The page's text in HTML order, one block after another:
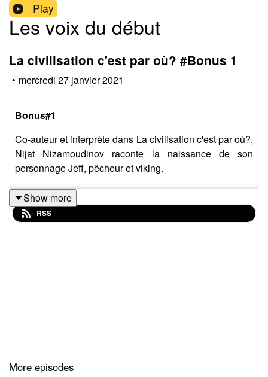
Play
Les voix du début
La civilisation c'est par où? #Bonus 1
• mercredi 27 janvier 2021
Bonus#1
Co-auteur et interprète dans La civilisation c'est par où?,
Nijat Nizamoudinov raconte la naissance de son
personnage Jeff, pêcheur et viking.
Pour écouter l'ensemble du documentaire:
soutien de la DGCA et de la SACD/ Ecrire pour la rue,
Show more
RSS
More episodes